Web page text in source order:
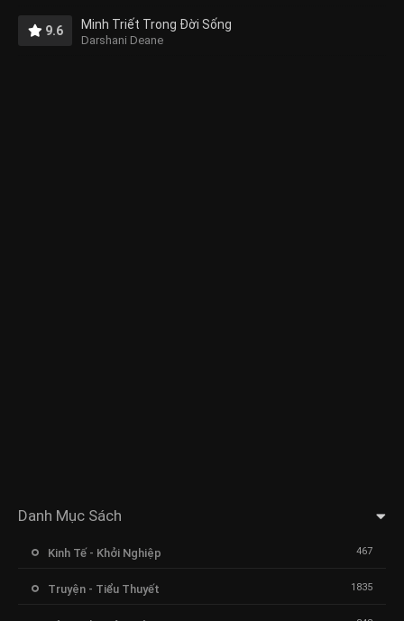
9.6 Minh Triết Trong Đời Sống
Darshani Deane
Danh Mục Sách
Kinh Tế - Khởi Nghiệp 467
Truyện - Tiểu Thuyết 1835